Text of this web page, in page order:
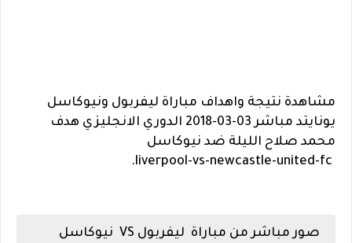
مشاهدة نتيجة واهداف مباراة ليفربول ونيوكاسل
يونايتد مباشر 03-03-2018 الدوري الانجليزي هدف
محمد صلاح الليلة ضد نيوكاسل
صور مباشر من مباراة ليفربول VS نيوكاسل